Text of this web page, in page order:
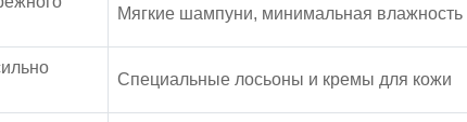
Мягкие шампуни, минимальная влажность
Специальные лосьоны и кремы для кожи